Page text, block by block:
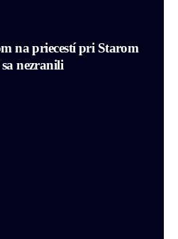
na priecestí pri Starom
nezranili